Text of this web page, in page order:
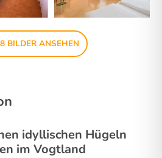
BILDER ANSEHEN
idyllischen Hügeln
im Vogtland